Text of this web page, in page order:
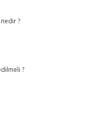
?
?